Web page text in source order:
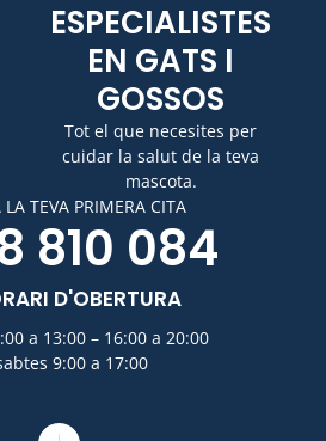
ESPECIALISTES
EN GATS I
GOSSOS
Tot el que necesites per
cuidar la salut de la teva
mascota.
LA TEVA PRIMERA CITA
810 084
D'OBERTURA
a 13:00 – 16:00 a 20:00
9:00 a 17:00